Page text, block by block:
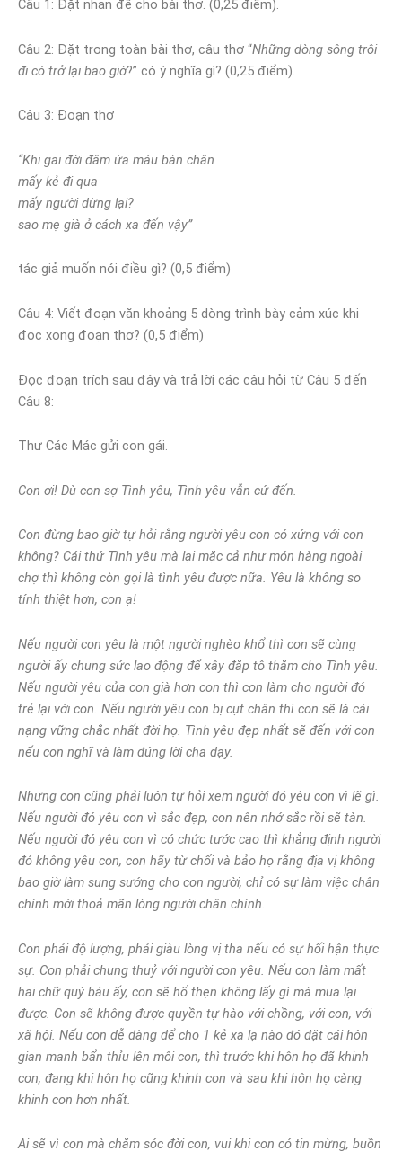
Câu 1: Đặt nhan đề cho bài thơ. (0,25 điểm).
Câu 2: Đặt trong toàn bài thơ, câu thơ “Những dòng sông trôi
đi có trở lại bao giờ?” có ý nghĩa gì? (0,25 điểm).
Câu 3: Đoạn thơ
“Khi gai đời đâm ứa máu bàn chân
mấy kẻ đi qua
mấy người dừng lại?
sao mẹ già ở cách xa đến vậy”
tác giả muốn nói điều gì? (0,5 điểm)
Câu 4: Viết đoạn văn khoảng 5 dòng trình bày cảm xúc khi
đọc xong đoạn thơ? (0,5 điểm)
Đọc đoạn trích sau đây và trả lời các câu hỏi từ Câu 5 đến
Câu 8:
Thư Các Mác gửi con gái.
Con ơi! Dù con sợ Tình yêu, Tình yêu vẫn cứ đến.
Con đừng bao giờ tự hỏi rằng người yêu con có xứng với con
không? Cái thứ Tình yêu mà lại mặc cả như món hàng ngoài
chợ thì không còn gọi là tình yêu được nữa. Yêu là không so
tính thiệt hơn, con ạ!
Nếu người con yêu là một người nghèo khổ thì con sẽ cùng
người ấy chung sức lao động để xây đắp tô thắm cho Tình yêu.
Nếu người yêu của con già hơn con thì con làm cho người đó
trẻ lại với con. Nếu người yêu con bị cụt chân thì con sẽ là cái
nạng vững chắc nhất đời họ. Tình yêu đẹp nhất sẽ đến với con
nếu con nghĩ và làm đúng lời cha dạy.
Nhưng con cũng phải luôn tự hỏi xem người đó yêu con vì lẽ gì.
Nếu người đó yêu con vì sắc đẹp, con nên nhớ sắc rồi sẽ tàn.
Nếu người đó yêu con vì có chức tước cao thì khẳng định người
đó không yêu con, con hãy từ chối và bảo họ rằng địa vị không
bao giờ làm sung sướng cho con người, chỉ có sự làm việc chân
chính mới thoả mãn lòng người chân chính.
Con phải độ lượng, phải giàu lòng vị tha nếu có sự hối hận thực
sự. Con phải chung thuỷ với người con yêu. Nếu con làm mất
hai chữ quý báu ấy, con sẽ hổ thẹn không lấy gì mà mua lại
được. Con sẽ không được quyền tự hào với chồng, với con, với
xã hội. Nếu con dễ dàng để cho 1 kẻ xa lạ nào đó đặt cái hôn
gian manh bẩn thỉu lên môi con, thì trước khi hôn họ đã khinh
con, đang khi hôn họ cũng khinh con và sau khi hôn họ càng
khinh con hơn nhất.
Ai sẽ vì con mà chăm sóc đời con, vui khi con có tin mừng, buồn